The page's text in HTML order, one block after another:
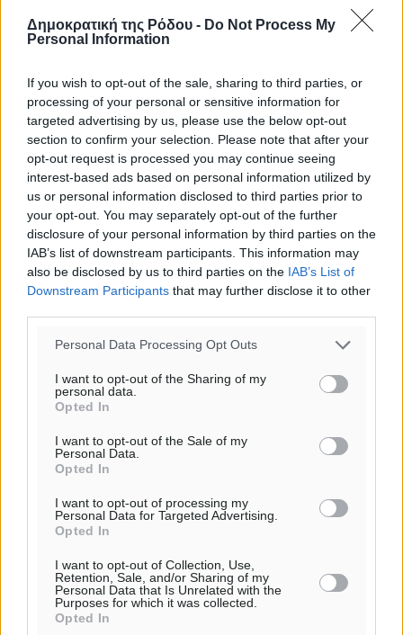
Δημοκρατική της Ρόδου - Do Not Process My
Personal Information
If you wish to opt-out of the sale, sharing to third parties, or
processing of your personal or sensitive information for
targeted advertising by us, please use the below opt-out
section to confirm your selection. Please note that after your
opt-out request is processed you may continue seeing
interest-based ads based on personal information utilized by
us or personal information disclosed to third parties prior to
your opt-out. You may separately opt-out of the further
disclosure of your personal information by third parties on the
IAB’s list of downstream participants. This information may
also be disclosed by us to third parties on the IAB’s List of
Downstream Participants that may further disclose it to other
Personal Data Processing Opt Outs
I want to opt-out of the Sharing of my
personal data.
Opted In
I want to opt-out of the Sale of my
Personal Data.
Opted In
I want to opt-out of processing my
Personal Data for Targeted Advertising.
Opted In
I want to opt-out of Collection, Use,
Retention, Sale, and/or Sharing of my
Personal Data that Is Unrelated with the
Purposes for which it was collected.
Opted In
Ροή ειδήσεων
αναχωρούν από Πειραιά, Ραφήνα και Λαύριο
Τοπικές Ειδήσεις• πριν 12 ώρες
βιοασφάλειας
Τοπικές Ειδήσεις
Ποιοι φοιτητές μπορούν να λάβουν ενίσχυση για
στέγη έως 2.500 ευρώ
Ειδήσεις• πριν 12 ώρες